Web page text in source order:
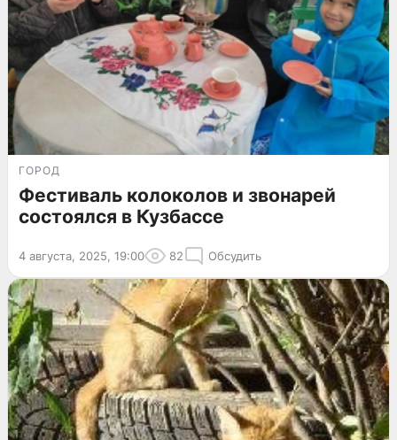
ГОРОД
Фестиваль колоколов и звонарей
состоялся в Кузбассе
4 августа, 2025, 19:00 82 Обсудить